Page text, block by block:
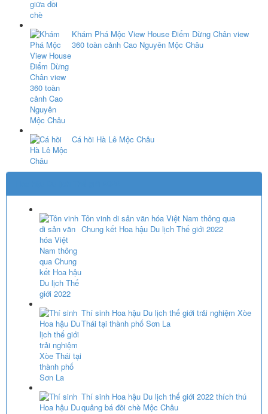
Khám Phá Mộc View House Điểm Dừng Chân view
360 toàn cảnh Cao Nguyên Mộc Châu
Cá hồi Hà Lê Mộc Châu
Tôn vinh di sản văn hóa Việt Nam thông qua
Chung kết Hoa hậu Du lịch Thế giới 2022
Thí sinh Hoa hậu Du lịch thế giới trải nghiệm Xòe
Thái tại thành phố Sơn La
Thí sinh Hoa hậu Du lịch thế giới 2022 thích thú
quảng bá đồi chè Mộc Châu